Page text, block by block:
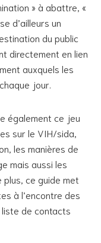
» à abattre, «
d’ailleurs un
du public
directement en lien
auxquels les
jour.
également ce jeu
sur le VIH/sida,
les manières de
mais aussi les
ce guide met
à l’encontre des
liste de contacts